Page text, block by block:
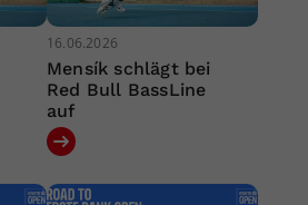
16.06.2026
Mensík schlägt bei
Red Bull BassLine
auf